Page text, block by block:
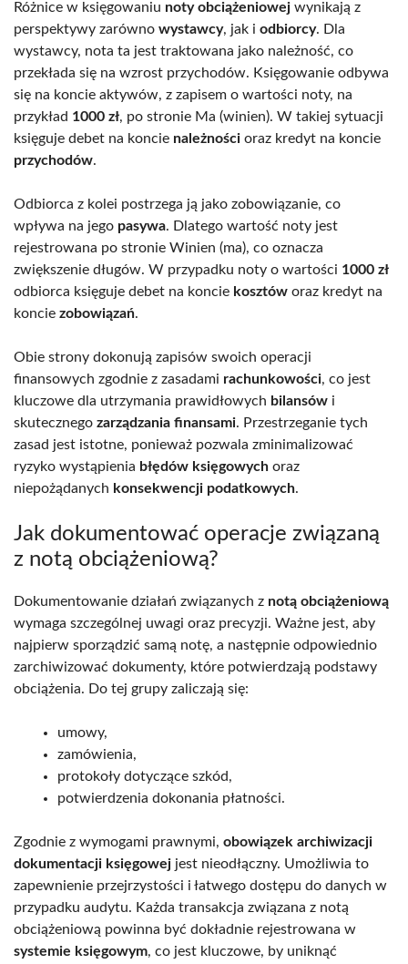
Różnice w księgowaniu noty obciążeniowej wynikają z
perspektywy zarówno wystawcy, jak i odbiorcy. Dla
wystawcy, nota ta jest traktowana jako należność, co
przekłada się na wzrost przychodów. Księgowanie odbywa
się na koncie aktywów, z zapisem o wartości noty, na
przykład 1000 zł, po stronie Ma (winien). W takiej sytuacji
księguje debet na koncie należności oraz kredyt na koncie
przychodów.
Odbiorca z kolei postrzega ją jako zobowiązanie, co
wpływa na jego pasywa. Dlatego wartość noty jest
rejestrowana po stronie Winien (ma), co oznacza
zwiększenie długów. W przypadku noty o wartości 1000 zł
odbiorca księguje debet na koncie kosztów oraz kredyt na
koncie zobowiązań.
Obie strony dokonują zapisów swoich operacji
finansowych zgodnie z zasadami rachunkowości, co jest
kluczowe dla utrzymania prawidłowych bilansów i
skutecznego zarządzania finansami. Przestrzeganie tych
zasad jest istotne, ponieważ pozwala zminimalizować
ryzyko wystąpienia błędów księgowych oraz
niepożądanych konsekwencji podatkowych.
Jak dokumentować operacje związaną
z notą obciążeniową?
Dokumentowanie działań związanych z notą obciążeniową
wymaga szczególnej uwagi oraz precyzji. Ważne jest, aby
najpierw sporządzić samą notę, a następnie odpowiednio
zarchiwizować dokumenty, które potwierdzają podstawy
obciążenia. Do tej grupy zaliczają się:
umowy,
zamówienia,
protokoły dotyczące szkód,
potwierdzenia dokonania płatności.
Zgodnie z wymogami prawnymi, obowiązek archiwizacji
dokumentacji księgowej jest nieodłączny. Umożliwia to
zapewnienie przejrzystości i łatwego dostępu do danych w
przypadku audytu. Każda transakcja związana z notą
obciążeniową powinna być dokładnie rejestrowana w
systemie księgowym, co jest kluczowe, by uniknąć